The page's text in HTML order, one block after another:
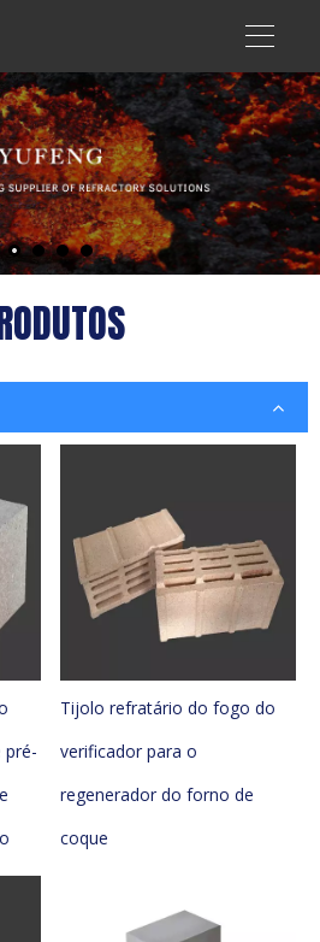
pré-
Tijolo refratário do fogo do
verificador para o
regenerador do forno de
coque